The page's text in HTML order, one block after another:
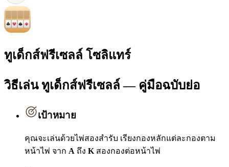
ทูเด็กส์ฟรีเซลล์ โซลิแทร์
วิธีเล่น ทูเด็กส์ฟรีเซลล์ — คู่มือฉบับย่อ
เป้าหมาย
คุณจะเล่นด้วยไพ่สองสำรับ เรียงกองหลักแต่ละกองตาม
หน้าไพ่ จาก A ถึง Kสองกองต่อหน้าไพ่